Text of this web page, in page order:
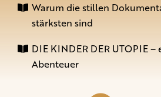
Warum die stillen
stärksten sind
DIE KINDER DER UTOPIE
Abenteuer